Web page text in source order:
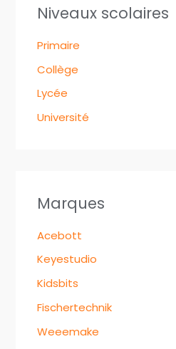
Niveaux scolaires
Primaire
Collège
Lycée
Université
Marques
Acebott
Keyestudio
Kidsbits
Fischertechnik
Weeemake